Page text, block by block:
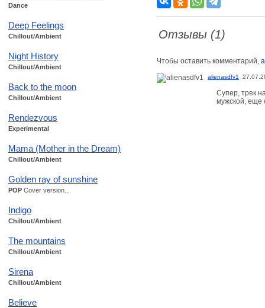
Dance
Deep Feelings
Chillout/Ambient
Night History
Chillout/Ambient
Back to the moon
Chillout/Ambient
Rendezvous
Experimental
Mama (Mother in the Dream)
Chillout/Ambient
Golden ray of sunshine
POP Cover version...
Indigo
Chillout/Ambient
The mountains
Chillout/Ambient
Sirena
Chillout/Ambient
Believe
Отзывы (1)
Чтобы оставить комментарий,
alienasdfv1
Супер, трек
мужской, еще